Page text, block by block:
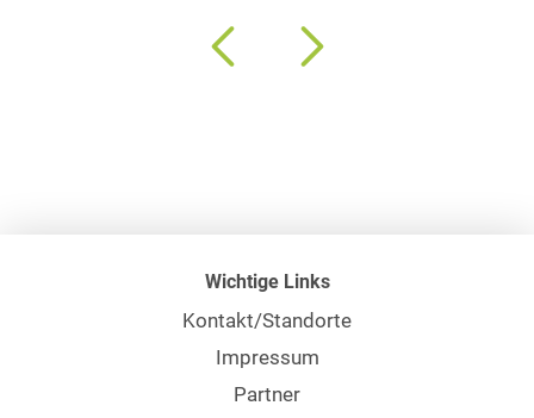
Wichtige Links
Kontakt/Standorte
Impressum
Partner